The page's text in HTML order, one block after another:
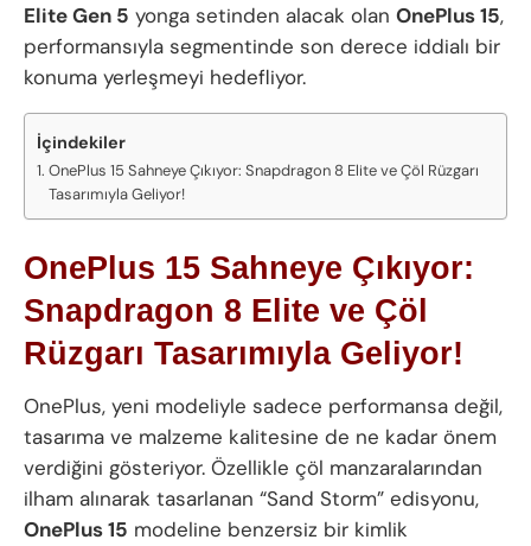
Elite Gen 5 yonga setinden alacak olan OnePlus 15,
performansıyla segmentinde son derece iddialı bir
konuma yerleşmeyi hedefliyor.
İçindekiler
OnePlus 15 Sahneye Çıkıyor: Snapdragon 8 Elite ve Çöl Rüzgarı
Tasarımıyla Geliyor!
OnePlus 15 Sahneye Çıkıyor:
Snapdragon 8 Elite ve Çöl
Rüzgarı Tasarımıyla Geliyor!
OnePlus, yeni modeliyle sadece performansa değil,
tasarıma ve malzeme kalitesine de ne kadar önem
verdiğini gösteriyor. Özellikle çöl manzaralarından
ilham alınarak tasarlanan “Sand Storm” edisyonu,
OnePlus 15 modeline benzersiz bir kimlik